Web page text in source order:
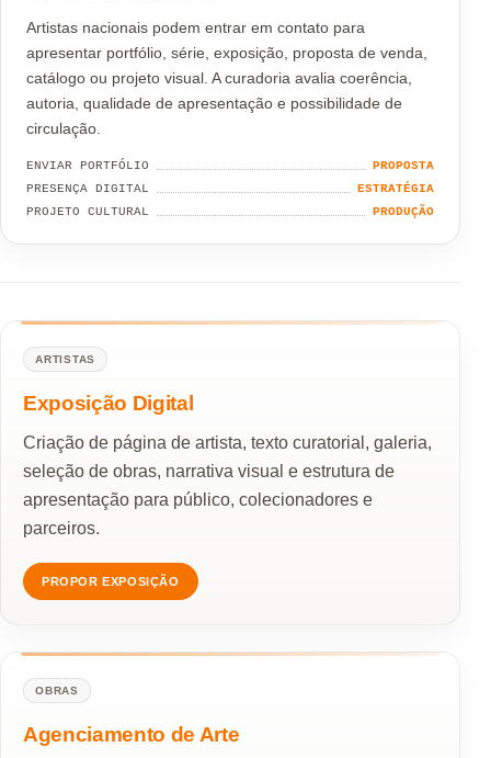
Artistas nacionais podem entrar em contato para
apresentar portfólio, série, exposição, proposta de venda,
catálogo ou projeto visual. A curadoria avalia coerência,
autoria, qualidade de apresentação e possibilidade de
circulação.
ENVIAR PORTFÓLIO
PROPOSTA
PRESENÇA DIGITAL
ESTRATÉGIA
PROJETO CULTURAL
PRODUÇÃO
ARTISTAS
Exposição Digital
Criação de página de artista, texto curatorial, galeria,
seleção de obras, narrativa visual e estrutura de
apresentação para público, colecionadores e
parceiros.
PROPOR EXPOSIÇÃO
OBRAS
Agenciamento de Arte